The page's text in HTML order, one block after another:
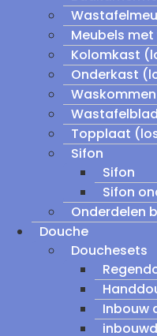
Meubels
Kolomkast
Onderkast
Topplaat
Sifon
Sifon
Sifon
Onderdelen
Douche
Douchesets
Inbouw